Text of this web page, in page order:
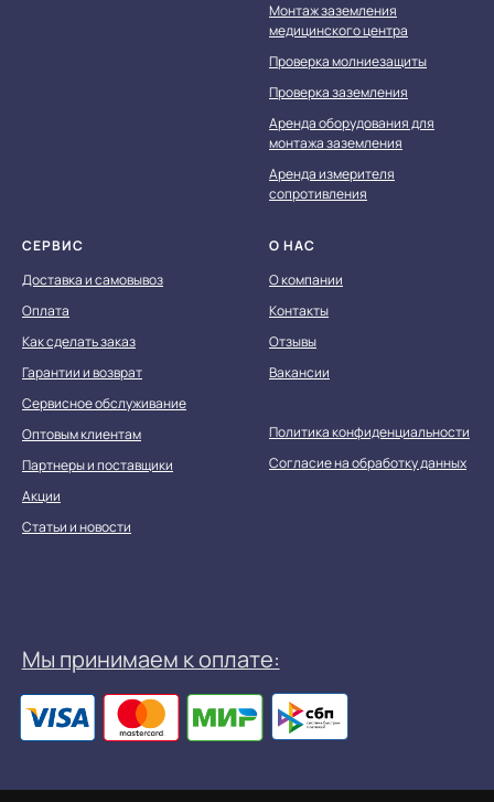
Монтаж заземления
медицинского центра
Проверка молниезащиты
Проверка заземления
Аренда оборудования для
монтажа заземления
Аренда измерителя
сопротивления
СЕРВИС
Доставка и самовывоз
Оплата
Как сделать заказ
Гарантии и возврат
Сервисное обслуживание
Оптовым клиентам
Партнеры и поставщики
Акции
Статьи и новости
О НАС
О компании
Контакты
Отзывы
Вакансии
Политика конфиденциальности
Согласие на обработку данных